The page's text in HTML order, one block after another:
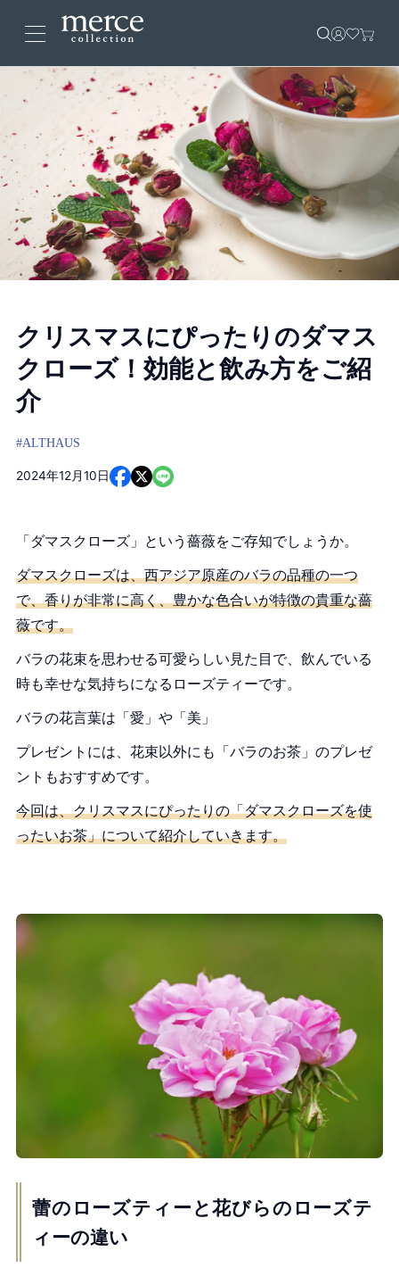
クリスマスにぴったりのダマス
クローズ！効能と飲み方をご紹
介
#ALTHAUS
2024年12月10日
「ダマスクローズ」という薔薇をご存知でしょうか。
ダマスクローズは、西アジア原産のバラの品種の一つ
で、香りが非常に高く、豊かな色合いが特徴の貴重な薔
薇です。
バラの花束を思わせる可愛らしい見た目で、飲んでいる
時も幸せな気持ちになるローズティーです。
バラの花言葉は「愛」や「美」
プレゼントには、花束以外にも「バラのお茶」のプレゼ
ントもおすすめです。
今回は、クリスマスにぴったりの「ダマスクローズを使
ったいお茶」について紹介していきます。
蕾のローズティーと花びらのローズテ
ィーの違い